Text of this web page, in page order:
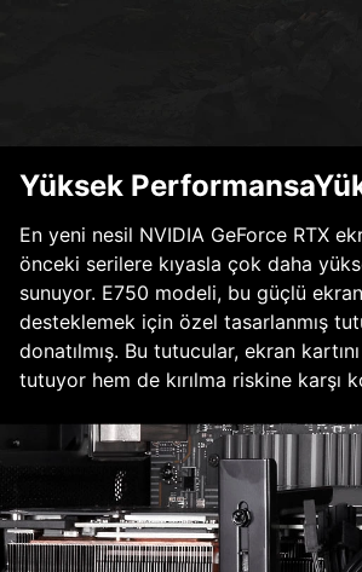
Yüksek
En yeni nesil NVIDIA GeForce RTX
önceki serilere kıyasla çok daha
sunuyor. E750 modeli, bu güçlü ekran
desteklemek için özel tasarlanmış
donatılmış. Bu tutucular, ekran
tutuyor hem de kırılma riskine karşı